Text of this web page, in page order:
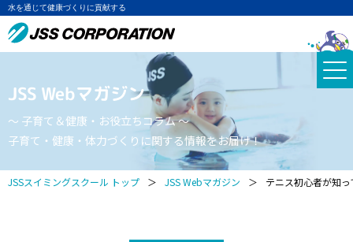
水を通じて健康づくりに貢献する
JSS Webマガジン
～ 子育て＆健康・お役立ちコラム ～
子育て・健康・体力づくりに関する情報をお届け！
JSSスイミングスクール トップ ＞ JSS Webマガジン ＞ テニス初心者が知